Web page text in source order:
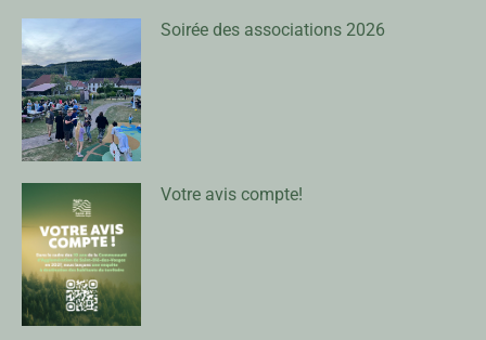
Soirée des associations 2026
Votre avis compte!